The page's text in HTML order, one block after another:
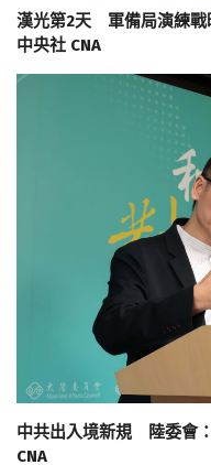
漢光第2天 軍備局演練戰
中央社 CNA
中共出入境新規 陸委會
CNA